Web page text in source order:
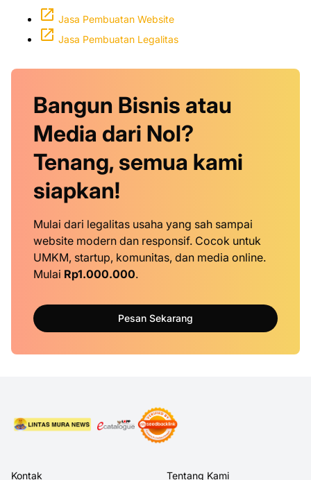
Jasa Pembuatan Website
Jasa Pembuatan Legalitas
Bangun Bisnis atau
Media dari Nol?
Tenang, semua kami
siapkan!
Mulai dari legalitas usaha yang sah sampai
website modern dan responsif. Cocok untuk
UMKM, startup, komunitas, dan media online.
Mulai Rp1.000.000.
Pesan Sekarang
Kontak Tentang Kami